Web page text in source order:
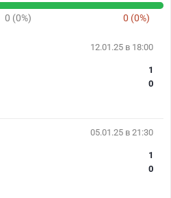
0 (0%) 0 (0%)
12.01.25 в 18:00
1
0
05.01.25 в 21:30
1
0